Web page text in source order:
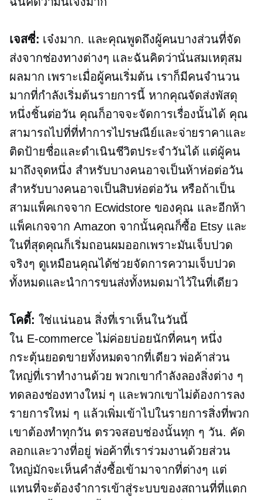
เจสซี่: เจ๋งมาก. และคุณพูดถึงผู้คนบางส่วนที่จัด
ส่งจากช่องทางต่างๆ และฉันคิดว่านั่นสมเหตุสม
ผลมาก เพราะเมื่อผู้คนเริ่มต้น เราก็มีคนจำนวน
มากที่กำลังเริ่มต้นรายการนี้ หากคุณจัดส่งพัสดุ
หนึ่งชิ้นต่อวัน คุณก็อาจจะจัดการเรื่องนั้นได้ คุณ
สามารถไปที่ที่ทำการไปรษณีย์และจ่ายราคาและ
ติดป้ายชื่อและดำเนินชีวิตประจำวันได้ แต่ผู้คน
มาถึงจุดหนึ่ง สำหรับบางคนอาจเป็นห้าห่อต่อวัน
สำหรับบางคนอาจเป็นสิบห่อต่อวัน หรือถ้าเป็น
สามแพ็คเกจจาก Ecwidstore ของคุณ และอีกห้า
แพ็คเกจจาก Amazon จากนั้นคุณก็ซื้อ Etsy และ
ในที่สุดคุณก็เริ่มถอนผมออกเพราะมันเจ็บปวด
จริงๆ ดูเหมือนคุณได้ช่วยจัดการความเจ็บปวด
ทั้งหมดและนำการขนส่งทั้งหมดมาไว้ในที่เดียว
โคดี้: ใช่แน่นอน สิ่งที่เราเห็นในวันนี้
ใน E-commerceไม่ค่อยบ่อยนักที่คนๆ หนึ่ง
กระตุ้นยอดขายทั้งหมดจากที่เดียว พ่อค้าส่วน
ใหญ่ที่เราทำงานด้วย พวกเขากำลังลองสิ่งต่าง ๆ
ทดลองช่องทางใหม่ ๆ และพวกเขาไม่ต้องการลง
รายการใหม่ ๆ แล้วเพิ่มเข้าไปในรายการสิ่งที่พวก
เขาต้องทำทุกวัน ตรวจสอบช่องนั้นทุก ๆ วัน. คัด
ลอกและวางที่อยู่ พ่อค้าที่เราร่วมงานด้วยส่วน
ใหญ่มักจะเห็นคำสั่งซื้อเข้ามาจากที่ต่างๆ แต่
แทนที่จะต้องจำการเข้าสู่ระบบของสถานที่ที่แตก